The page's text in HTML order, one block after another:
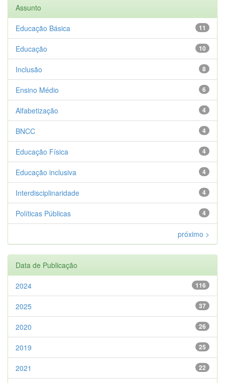
Assunto
11
Educação Básica
10
Educação
8
Inclusão
6
Ensino Médio
4
Alfabetização
4
BNCC
4
Educação Física
4
Educação inclusiva
4
Interdisciplinaridade
4
Políticas Públicas
próximo >
Data de Publicação
116
2024
37
2025
26
2020
25
2019
22
2021